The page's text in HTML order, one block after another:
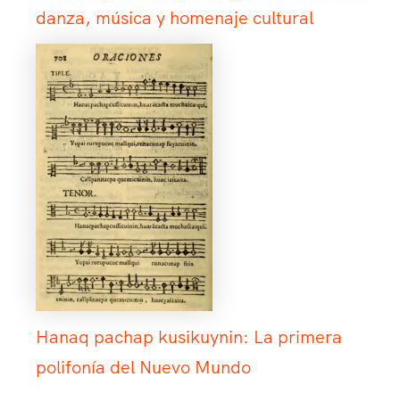
danza, música y homenaje cultural
Hanaq pachap kusikuynin: La primera
polifonía del Nuevo Mundo